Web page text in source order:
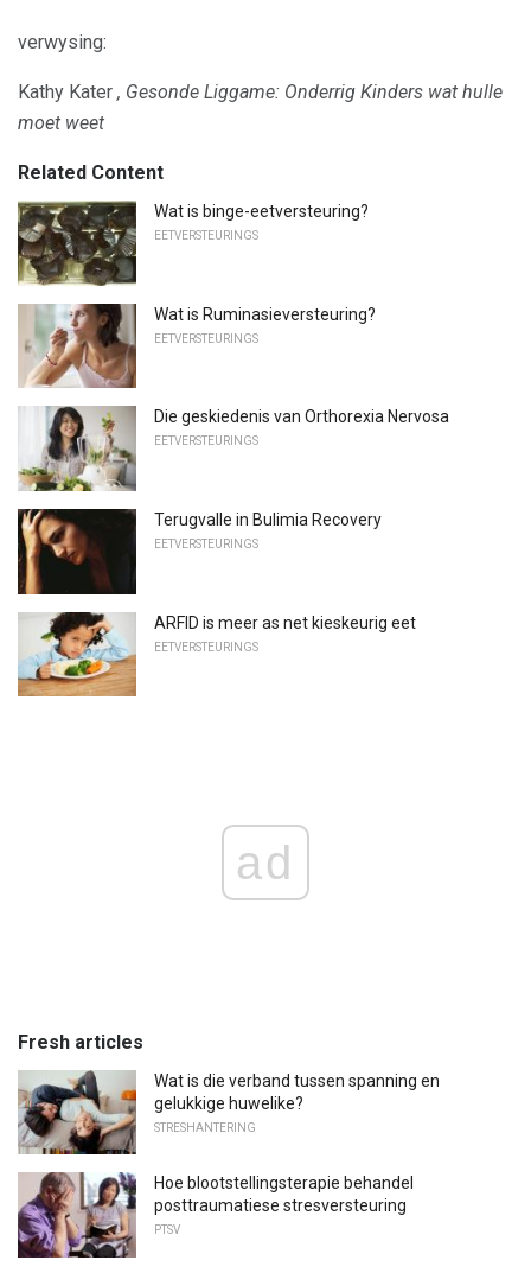
verwysing:
Kathy Kater , Gesonde Liggame: Onderrig Kinders wat hulle
moet weet
Related Content
Wat is binge-eetversteuring?
EETVERSTEURINGS
Wat is Ruminasieversteuring?
EETVERSTEURINGS
Die geskiedenis van Orthorexia Nervosa
EETVERSTEURINGS
Terugvalle in Bulimia Recovery
EETVERSTEURINGS
ARFID is meer as net kieskeurig eet
EETVERSTEURINGS
ad
Fresh articles
Wat is die verband tussen spanning en
gelukkige huwelike?
STRESHANTERING
Hoe blootstellingsterapie behandel
posttraumatiese stresversteuring
PTSV